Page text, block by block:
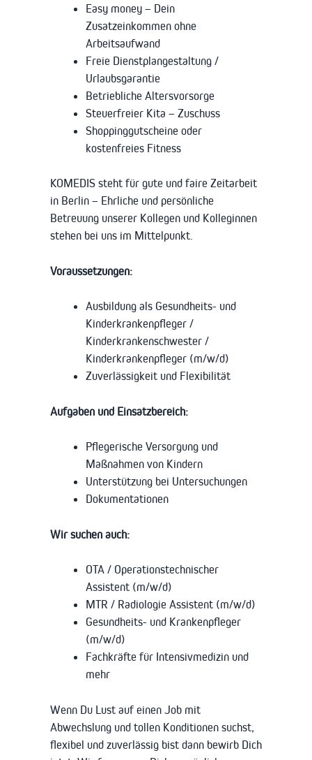
Easy money – Dein
Zusatzeinkommen ohne
Arbeitsaufwand
Freie Dienstplangestaltung /
Urlaubsgarantie
Betriebliche Altersvorsorge
Steuerfreier Kita – Zuschuss
Shoppinggutscheine oder
kostenfreies Fitness
KOMEDIS steht für gute und faire Zeitarbeit
in Berlin – Ehrliche und persönliche
Betreuung unserer Kollegen und Kolleginnen
stehen bei uns im Mittelpunkt.
Voraussetzungen:
Ausbildung als Gesundheits- und
Kinderkrankenpfleger /
Kinderkrankenschwester /
Kinderkrankenpfleger (m/w/d)
Zuverlässigkeit und Flexibilität
Aufgaben und Einsatzbereich:
Pflegerische Versorgung und
Maßnahmen von Kindern
Unterstützung bei Untersuchungen
Dokumentationen
Wir suchen auch:
OTA / Operationstechnischer
Assistent (m/w/d)
MTR / Radiologie Assistent (m/w/d)
Gesundheits- und Krankenpfleger
(m/w/d)
Fachkräfte für Intensivmedizin und
mehr
Wenn Du Lust auf einen Job mit
Abwechslung und tollen Konditionen suchst,
flexibel und zuverlässig bist dann bewirb Dich